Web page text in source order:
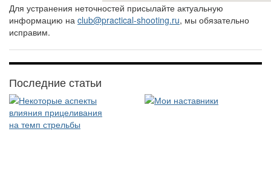
Для устранения неточностей присылайте актуальную
информацию на club@practical-shooting.ru, мы обязательно
исправим.
Последние статьи